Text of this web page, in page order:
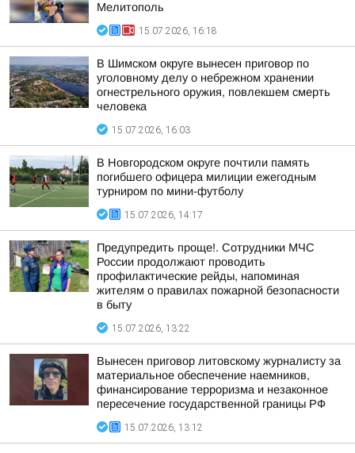
Мелитополь
15.07.2026, 16:18
В Шимском округе вынесен приговор по
уголовному делу о небрежном хранении
огнестрельного оружия, повлекшем смерть
человека
15.07.2026, 16:03
В Новгородском округе почтили память
погибшего офицера милиции ежегодным
турниром по мини-футболу
15.07.2026, 14:17
Предупредить проще!. Сотрудники МЧС
России продолжают проводить
профилактические рейды, напоминая
жителям о правилах пожарной безопасности
в быту
15.07.2026, 13:22
Вынесен приговор литовскому журналисту за
материальное обеспечение наемников,
финансирование терроризма и незаконное
пересечение государственной границы РФ
15.07.2026, 13:12